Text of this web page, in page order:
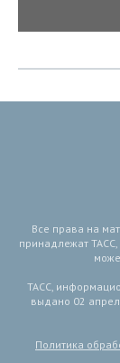
Все права на
принадлежат
ТАСС,
выдано 02
Политика